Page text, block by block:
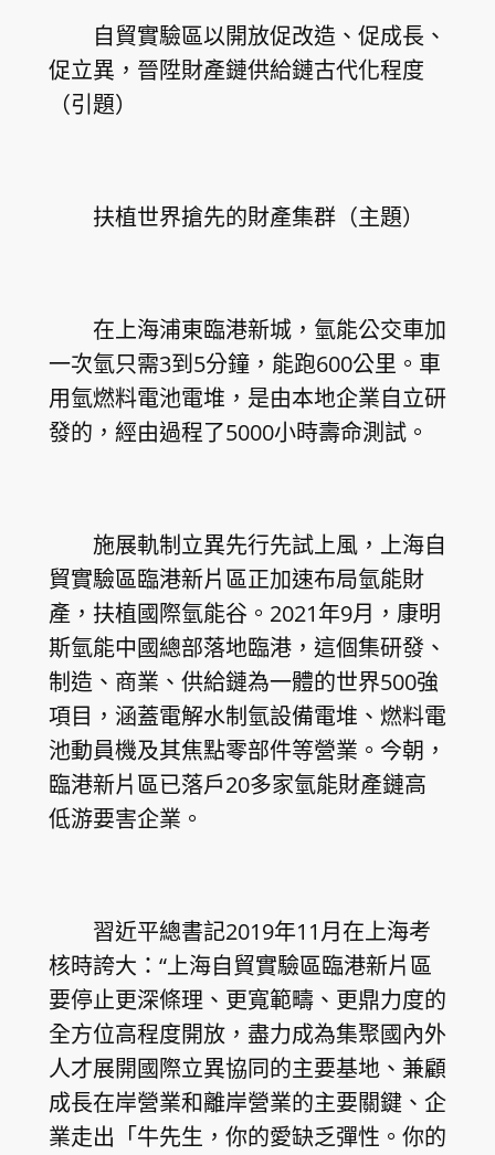
自貿實驗區以開放促改造、促成長、
促立異，晉陞財產鏈供給鏈古代化程度
（引題）
扶植世界搶先的財產集群（主題）
在上海浦東臨港新城，氫能公交車加
一次氫只需3到5分鐘，能跑600公里。車
用氫燃料電池電堆，是由本地企業自立研
發的，經由過程了5000小時壽命測試。
施展軌制立異先行先試上風，上海自
貿實驗區臨港新片區正加速布局氫能財
產，扶植國際氫能谷。2021年9月，康明
斯氫能中國總部落地臨港，這個集研發、
制造、商業、供給鏈為一體的世界500強
項目，涵蓋電解水制氫設備電堆、燃料電
池動員機及其焦點零部件等營業。今朝，
臨港新片區已落戶20多家氫能財產鏈高
低游要害企業。
習近平總書記2019年11月在上海考
核時誇大：“上海自貿實驗區臨港新片區
要停止更深條理、更寬範疇、更鼎力度的
全方位高程度開放，盡力成為集聚國內外
人才展開國際立異協同的主要基地、兼顧
成長在岸營業和離岸營業的主要關鍵、企
業走出「牛先生，你的愛缺乏彈性。你的